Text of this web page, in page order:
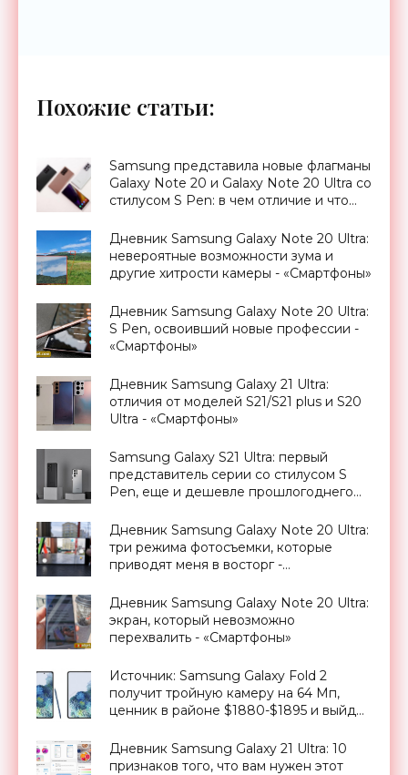
Похожие статьи:
Samsung представила новые флагманы
Galaxy Note 20 и Galaxy Note 20 Ultra со
стилусом S Pen: в чем отличие и что
Дневник Samsung Galaxy Note 20 Ultra:
невероятные возможности зума и
другие хитрости камеры - «Смартфоны»
Дневник Samsung Galaxy Note 20 Ultra:
S Pen, освоивший новые профессии -
«Смартфоны»
Дневник Samsung Galaxy 21 Ultra:
отличия от моделей S21/S21 plus и S20
Ultra - «Смартфоны»
Samsung Galaxy S21 Ultra: первый
представитель серии со стилусом S
Pen, еще и дешевле прошлогоднего
Дневник Samsung Galaxy Note 20 Ultra:
три режима фотосъемки, которые
приводят меня в восторг -
Дневник Samsung Galaxy Note 20 Ultra:
экран, который невозможно
перехвалить - «Смартфоны»
Источник: Samsung Galaxy Fold 2
получит тройную камеру на 64 Мп,
ценник в районе $1880-$1895 и выйдет
Дневник Samsung Galaxy 21 Ultra: 10
признаков того, что вам нужен этот